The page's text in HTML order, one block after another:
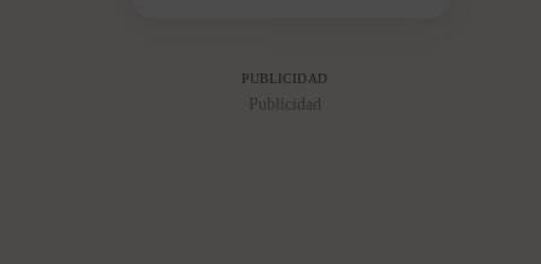
PUBLICIDAD
Publicidad